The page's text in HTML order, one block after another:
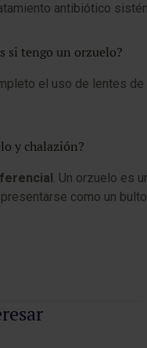
antibiótico
si tengo un orzuelo?
el uso de lentes
y chalazión?
. Un orzuelo es
como un